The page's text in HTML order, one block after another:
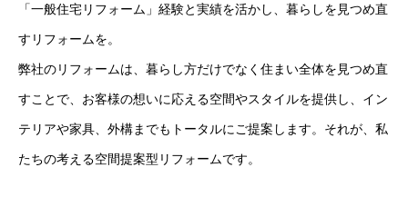
「一般住宅リフォーム」経験と実績を活かし、暮らしを見つめ直
すリフォームを。
弊社のリフォームは、暮らし方だけでなく住まい全体を見つめ直
すことで、お客様の想いに応える空間やスタイルを提供し、イン
テリアや家具、外構までもトータルにご提案します。それが、私
たちの考える空間提案型リフォームです。